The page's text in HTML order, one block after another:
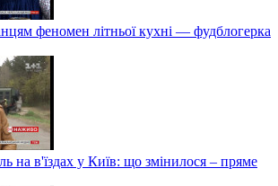
феномен літньої кухні — фудблогерка
на в'їздах у Київ: що змінилося – пряме